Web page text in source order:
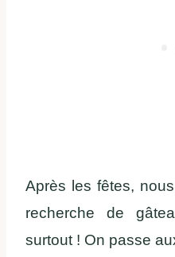
Après les fêtes,
recherche de
surtout ! On passe